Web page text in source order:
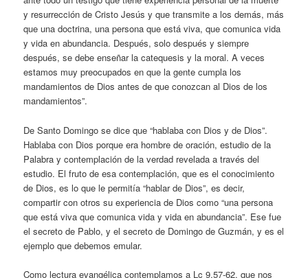
y resurrección de Cristo Jesús y que transmite a los demás, más
que una doctrina, una persona que está viva, que comunica vida
y vida en abundancia. Después, solo después y siempre
después, se debe enseñar la catequesis y la moral. A veces
estamos muy preocupados en que la gente cumpla los
mandamientos de Dios antes de que conozcan al Dios de los
mandamientos”.
De Santo Domingo se dice que “hablaba con Dios y de Dios”.
Hablaba con Dios porque era hombre de oración, estudio de la
Palabra y contemplación de la verdad revelada a través del
estudio. El fruto de esa contemplación, que es el conocimiento
de Dios, es lo que le permitía “hablar de Dios”, es decir,
compartir con otros su experiencia de Dios como “una persona
que está viva que comunica vida y vida en abundancia”. Ese fue
el secreto de Pablo, y el secreto de Domingo de Guzmán, y es el
ejemplo que debemos emular.
Como lectura evangélica contemplamos a Lc 9,57-62, que nos